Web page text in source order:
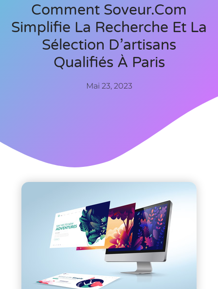
Comment Soveur.com
Simplifie La Recherche Et La
Sélection D’artisans
Qualifiés À Paris
Mai 23, 2023